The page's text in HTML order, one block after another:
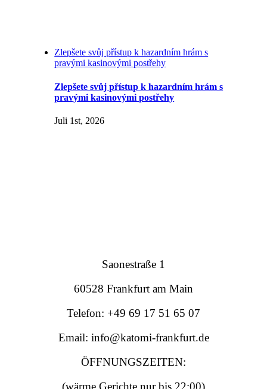
Zlepšete svůj přístup k hazardním hrám s
pravými kasinovými postřehy
Zlepšete svůj přístup k hazardním hrám s
pravými kasinovými postřehy
Juli 1st, 2026
Saonestraße 1
60528 Frankfurt am Main
Telefon: +49 69 17 51 65 07
Email: info@katomi-frankfurt.de
ÖFFNUNGSZEITEN:
(wärme Gerichte nur bis 22:00)